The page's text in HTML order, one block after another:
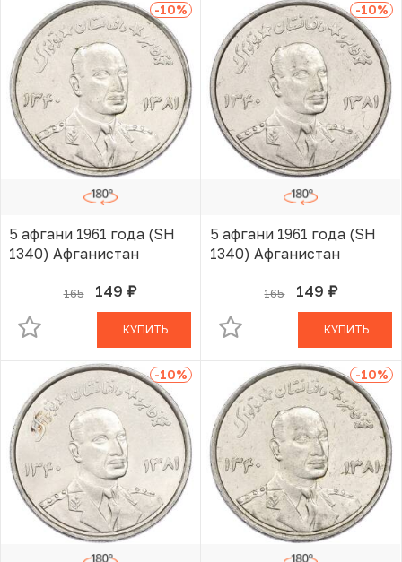
-10%
5 афгани 1961 года (SH
1340) Афганистан
165 149 руб.
В КОРЗИНЕ
КУПИТЬ
-10%
5 афгани 1961 года (SH
1340) Афганистан
165 149 руб.
В КОРЗИНЕ
КУПИТЬ
-10% -10%